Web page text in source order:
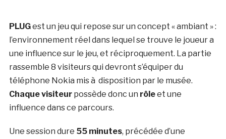
PLUGest un jeu qui repose sur un concept « ambiant » :
l’environnement réel dans lequel se trouve le joueur a
une influence sur le jeu, et réciproquement. La partie
rassemble 8 visiteurs qui devront s’équiper du
téléphone Nokia mis à disposition par le musée.
Chaque visiteurpossède donc un rôleet une
influence dans ce parcours.
Une session dure 55 minutes, précédée d’une